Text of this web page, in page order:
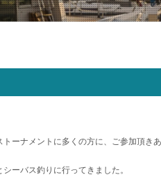
ーナメントに多くの方に、ご参加頂き
ーバス釣りに行ってきました。